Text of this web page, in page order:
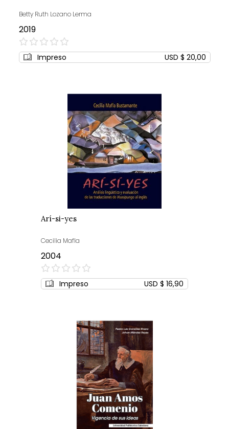
Betty Ruth Lozano Lerma
2019
0%
Impreso USD $ 20,00
Arí-si-yes
Cecilia Mafla
2004
0%
Impreso USD $ 16,90